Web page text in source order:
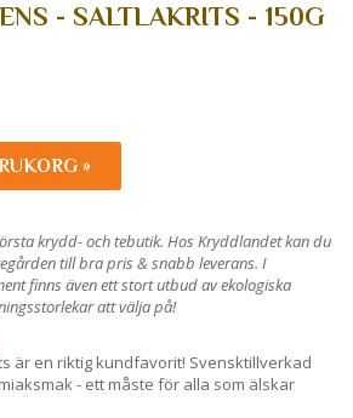
- SALTLAKRITS - 150G
»
krydd- och tebutik. Hos Kryddlandet kan du
till bra pris & snabb leverans. I
finns även ett stort utbud av ekologiska
att välja på!
är en riktig kundfavorit! Svensktillverkad
- ett måste för alla som älskar